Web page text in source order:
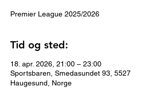
Premier League 2025/2026
Tid og sted:
18. apr. 2026, 21:00 – 23:00
Sportsbaren, Smedasundet 93, 5527
Haugesund, Norge